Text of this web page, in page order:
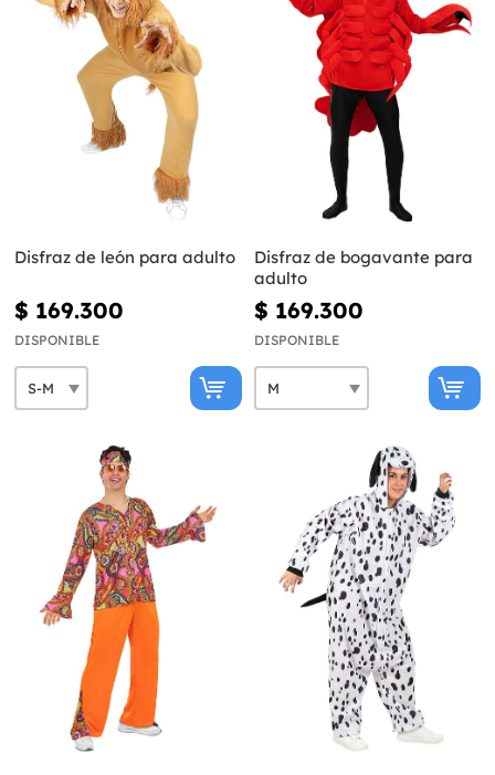
Disfraz de león para adulto
$ 169.300
DISPONIBLE
Disfraz de bogavante para
adulto
$ 169.300
DISPONIBLE